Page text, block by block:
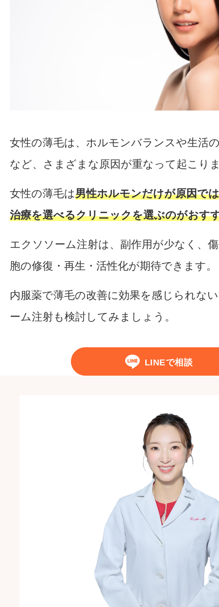
女性の薄毛は、ホルモンバランスや生活
など、さまざまな原因が重なって起こり
女性の薄毛は男性ホルモンだけが原因で
治療を選べるクリニックを選ぶのがおす
エクソソーム注射は、副作用が少なく、
胞の修復・再生・活性化が期待できます。
内服薬で薄毛の改善に効果を感じられな
ーム注射も検討してみましょう。
LINEで相談